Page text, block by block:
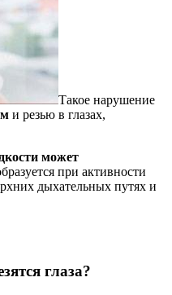
Такое нарушение
и резью в глазах,
может
при активности
дыхательных путях и
глаза?